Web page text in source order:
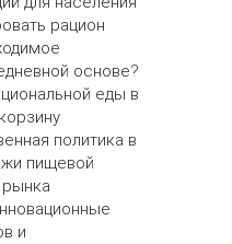
рацион
основе?
еды в
политика в
пищевой
рынка
и